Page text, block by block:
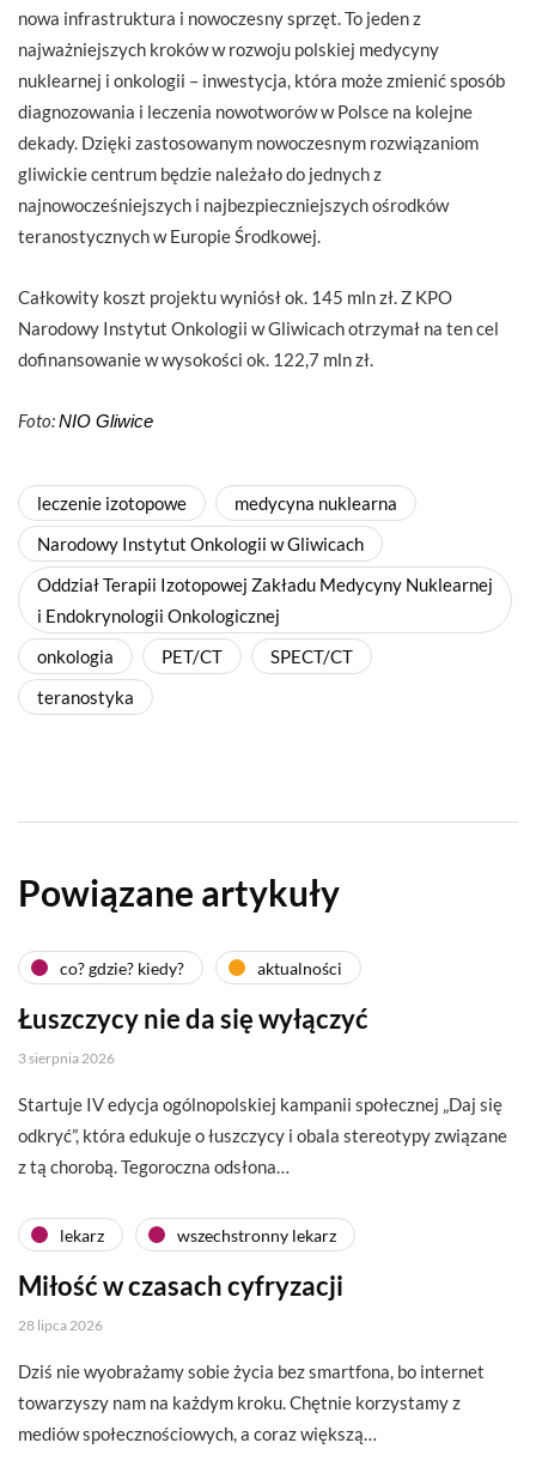
nowa infrastruktura i nowoczesny sprzęt. To jeden z
najważniejszych kroków w rozwoju polskiej medycyny
nuklearnej i onkologii – inwestycja, która może zmienić sposób
diagnozowania i leczenia nowotworów w Polsce na kolejne
dekady. Dzięki zastosowanym nowoczesnym rozwiązaniom
gliwickie centrum będzie należało do jednych z
najnowocześniejszych i najbezpieczniejszych ośrodków
teranostycznych w Europie Środkowej.
Całkowity koszt projektu wyniósł ok. 145 mln zł. Z KPO
Narodowy Instytut Onkologii w Gliwicach otrzymał na ten cel
dofinansowanie w wysokości ok. 122,7 mln zł.
Foto:NIO Gliwice
leczenie izotopowe
medycyna nuklearna
Narodowy Instytut Onkologii w Gliwicach
Oddział Terapii Izotopowej Zakładu Medycyny Nuklearnej
i Endokrynologii Onkologicznej
onkologia
PET/CT
SPECT/CT
teranostyka
Powiązane artykuły
co? gdzie? kiedy? aktualności
Łuszczycy nie da się wyłączyć
3 sierpnia 2026
Startuje IV edycja ogólnopolskiej kampanii społecznej „Daj się
odkryć”, która edukuje o łuszczycy i obala stereotypy związane
z tą chorobą. Tegoroczna odsłona…
lekarz wszechstronny lekarz
Miłość w czasach cyfryzacji
28 lipca 2026
Dziś nie wyobrażamy sobie życia bez smartfona, bo internet
towarzyszy nam na każdym kroku. Chętnie korzystamy z
mediów społecznościowych, a coraz większą…